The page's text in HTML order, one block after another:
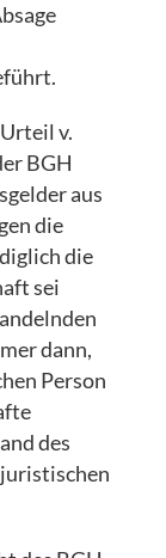
v.
BGH
aus
die
die
sei
dann,
Person
des